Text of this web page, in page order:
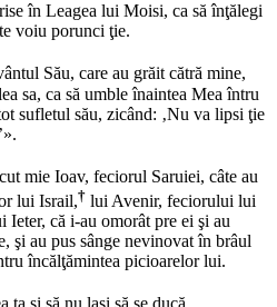
în Leagea lui Moisi, ca să înţălegi
voiu porunci ţie.
Său, care au grăit cătră mine,
sa, ca să umble înaintea Mea întru
sufletul său, zicând: ‚Nu va lipsi ţie
mie Ioav, feciorul Saruiei, câte au
lui Israil,† lui Avenir, feciorului lui
că i-au omorât pre ei şi au
şi au pus sânge nevinovat în brâul
încălţămintea picioarelor lui.